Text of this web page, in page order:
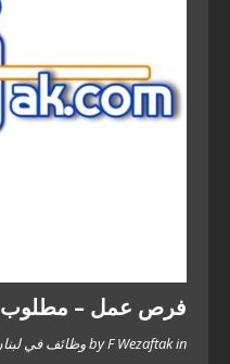
فرص عمل – مطلوب customer service
by F Wezaftak in وظائف في لبنان